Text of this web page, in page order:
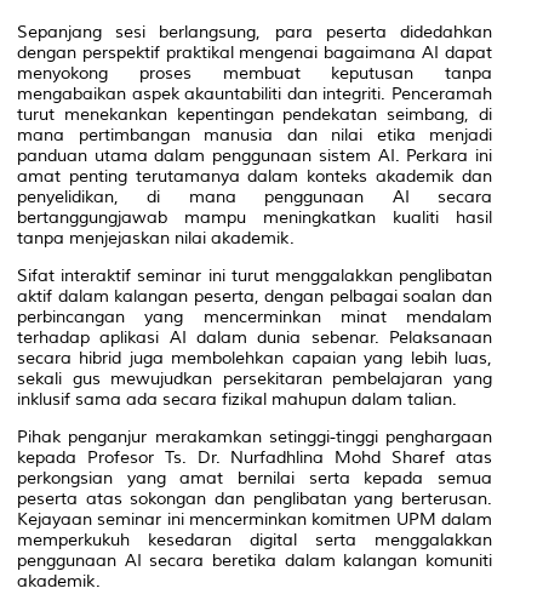
Sepanjang sesi berlangsung, para peserta didedahkan
dengan perspektif praktikal mengenai bagaimana AI dapat
menyokong proses membuat keputusan tanpa
mengabaikan aspek akauntabiliti dan integriti. Penceramah
turut menekankan kepentingan pendekatan seimbang, di
mana pertimbangan manusia dan nilai etika menjadi
panduan utama dalam penggunaan sistem AI. Perkara ini
amat penting terutamanya dalam konteks akademik dan
penyelidikan, di mana penggunaan AI secara
bertanggungjawab mampu meningkatkan kualiti hasil
tanpa menjejaskan nilai akademik.
Sifat interaktif seminar ini turut menggalakkan penglibatan
aktif dalam kalangan peserta, dengan pelbagai soalan dan
perbincangan yang mencerminkan minat mendalam
terhadap aplikasi AI dalam dunia sebenar. Pelaksanaan
secara hibrid juga membolehkan capaian yang lebih luas,
sekali gus mewujudkan persekitaran pembelajaran yang
inklusif sama ada secara fizikal mahupun dalam talian.
Pihak penganjur merakamkan setinggi-tinggi penghargaan
kepada Profesor Ts. Dr. Nurfadhlina Mohd Sharef atas
perkongsian yang amat bernilai serta kepada semua
peserta atas sokongan dan penglibatan yang berterusan.
Kejayaan seminar ini mencerminkan komitmen UPM dalam
memperkukuh kesedaran digital serta menggalakkan
penggunaan AI secara beretika dalam kalangan komuniti
akademik.